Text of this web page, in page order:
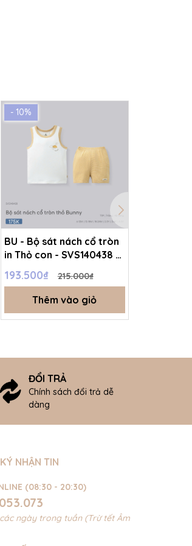
- 10%
BU - Bộ sát nách cổ tròn
in Thỏ con - SVS140438 -
SS26.T5B
193.500₫ 215.000₫
Thêm vào giỏ
ĐỔI TRẢ
Chính sách đổi trả dễ
dàng
NHẬN TIN
(08:30 - 20:30)
ngày trong tuần (Trừ tết Âm